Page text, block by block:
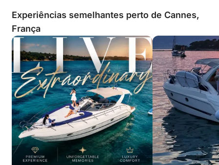
Experiências semelhantes perto de Cannes,
França